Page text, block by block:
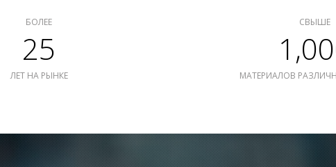
БОЛЕЕ
25
ЛЕТ НА РЫНКЕ
СВЫШЕ
МАТЕРИАЛОВ